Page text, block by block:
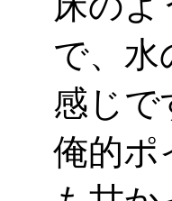
で、水
感じで
俺的ポ